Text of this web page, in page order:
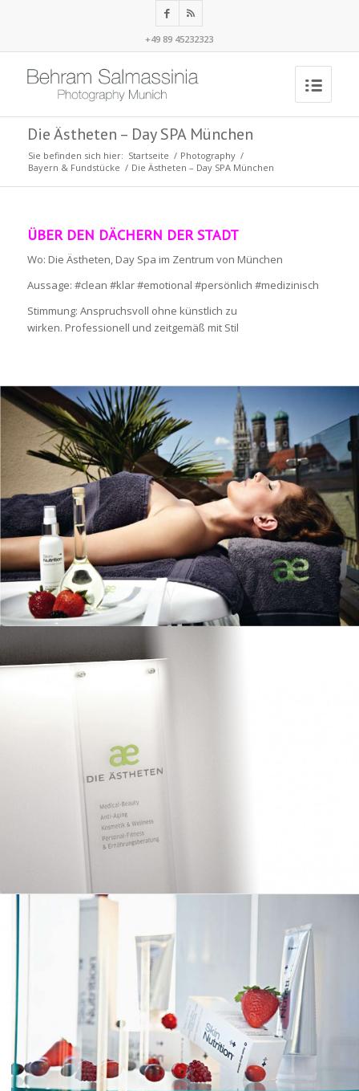
+49 89 45232323
Die Ästheten – Day SPA München
Sie befinden sich hier: Startseite / Photography /
Bayern & Fundstücke / Die Ästheten – Day SPA München
ÜBER DEN DÄCHERN DER STADT
Wo: Die Ästheten, Day Spa im Zentrum von München
Aussage: #clean #klar #emotional #persönlich #medizinisch
Stimmung: Anspruchsvoll ohne künstlich zu
wirken. Professionell und zeitgemäß mit Stil